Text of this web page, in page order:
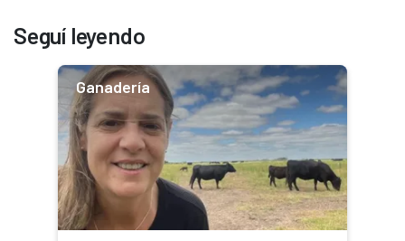
Seguí leyendo
Ganadería